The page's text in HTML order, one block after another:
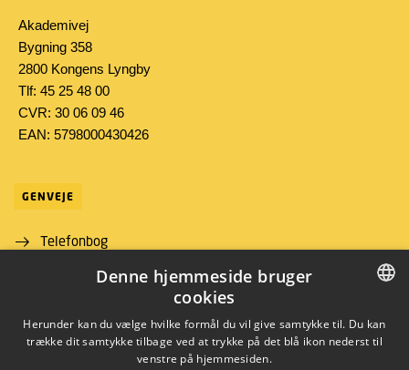
Akademivej
Bygning 358
2800 Kongens Lyngby
Tlf: 45 25 48 00
CVR: 30 06 09 46
EAN: 5798000430426
GENVEJE
Telefonbog
Job og karriere DANISH
Denne hjemmeside bruger
cookies
Herunder kan du vælge hvilke formål du vil give samtykke til. Du kan
trække dit samtykke tilbage ved at trykke på det blå ikon nederst til
venstre på hjemmesiden.